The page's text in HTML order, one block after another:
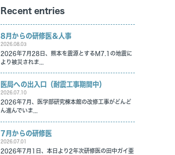
Recent entries
8月からの研修医＆人事
2026.08.03
2026年7月28日、熊本を震源とするM7.1の地震に
より被災されま...
医局への出入口（耐震工事期間中）
2026.07.10
2026年7月、医学部研究棟本館の改修工事がどんど
ん進んでいま...
7月からの研修医
2026.07.01
2026年7月1日、本日より2年次研修医の田中ガイ亜